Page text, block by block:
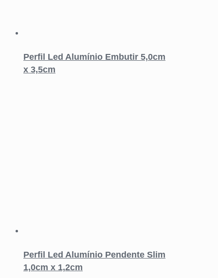
Perfil Led Alumínio Embutir 5,0cm
x 3,5cm
Perfil Led Alumínio Pendente Slim
1,0cm x 1,2cm